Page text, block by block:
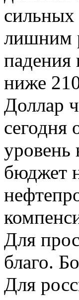
сильных
лишним
падения
ниже
Доллар
сегодня
уровень
бюджет
Для
благо.
Для